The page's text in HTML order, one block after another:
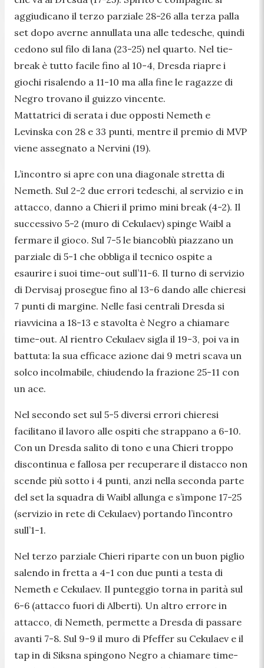
aggiudicano il terzo parziale 28-26 alla terza palla
set dopo averne annullata una alle tedesche, quindi
cedono sul filo di lana (23-25) nel quarto. Nel tie-
break è tutto facile fino al 10-4, Dresda riapre i
giochi risalendo a 11-10 ma alla fine le ragazze di
Negro trovano il guizzo vincente.
Mattatrici di serata i due opposti Nemeth e
Levinska con 28 e 33 punti, mentre il premio di MVP
viene assegnato a Nervini (19).
L’incontro si apre con una diagonale stretta di
Nemeth. Sul 2-2 due errori tedeschi, al servizio e in
attacco, danno a Chieri il primo mini break (4-2). Il
successivo 5-2 (muro di Cekulaev) spinge Waibl a
fermare il gioco. Sul 7-5 le biancoblù piazzano un
parziale di 5-1 che obbliga il tecnico ospite a
esaurire i suoi time-out sull’11-6. Il turno di servizio
di Dervisaj prosegue fino al 13-6 dando alle chieresi
7 punti di margine. Nelle fasi centrali Dresda si
riavvicina a 18-13 e stavolta è Negro a chiamare
time-out. Al rientro Cekulaev sigla il 19-3, poi va in
battuta: la sua efficace azione dai 9 metri scava un
solco incolmabile, chiudendo la frazione 25-11 con
un ace.
Nel secondo set sul 5-5 diversi errori chieresi
facilitano il lavoro alle ospiti che strappano a 6-10.
Con un Dresda salito di tono e una Chieri troppo
discontinua e fallosa per recuperare il distacco non
scende più sotto i 4 punti, anzi nella seconda parte
del set la squadra di Waibl allunga e s’impone 17-25
(servizio in rete di Cekulaev) portando l’incontro
sull’1-1.
Nel terzo parziale Chieri riparte con un buon piglio
salendo in fretta a 4-1 con due punti a testa di
Nemeth e Cekulaev. Il punteggio torna in parità sul
6-6 (attacco fuori di Alberti). Un altro errore in
attacco, di Nemeth, permette a Dresda di passare
avanti 7-8. Sul 9-9 il muro di Pfeffer su Cekulaev e il
tap in di Siksna spingono Negro a chiamare time-